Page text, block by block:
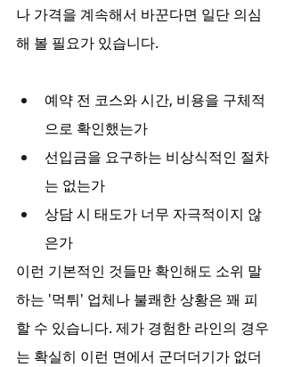
나 가격을 계속해서 바꾼다면 일단 의심
해 볼 필요가 있습니다.
예약 전 코스와 시간, 비용을 구체적
으로 확인했는가
선입금을 요구하는 비상식적인 절차
는 없는가
상담 시 태도가 너무 자극적이지 않
은가
이런 기본적인 것들만 확인해도 소위 말
하는 '먹튀' 업체나 불쾌한 상황은 꽤 피
할 수 있습니다. 제가 경험한 라인의 경우
는 확실히 이런 면에서 군더더기가 없더